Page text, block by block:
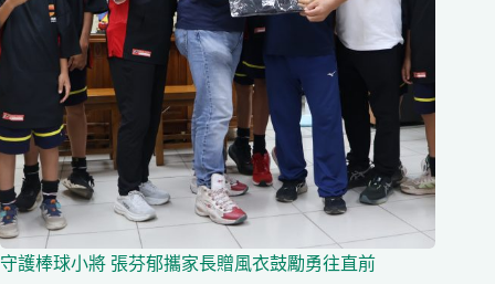
守護棒球小將 張芬郁攜家長贈風衣鼓勵勇往直前